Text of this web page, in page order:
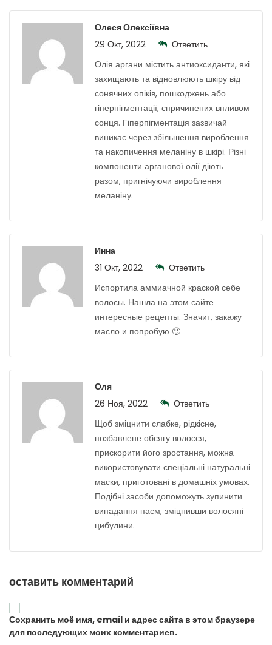
Олеся Олексіївна
29 Окт, 2022
Ответить
Олія аргани містить антиоксиданти, які
захищають та відновлюють шкіру від
сонячних опіків, пошкоджень або
гіперпігментації, спричинених впливом
сонця. Гіперпігментація зазвичай
виникає через збільшення вироблення
та накопичення меланіну в шкірі. Різні
компоненти арганової олії діють
разом, пригнічуючи вироблення
меланіну.
Инна
31 Окт, 2022
Ответить
Испортила аммиачной краской себе
волосы. Нашла на этом сайте
интересные рецепты. Значит, закажу
масло и попробую 🙂
Оля
26 Ноя, 2022
Ответить
Щоб зміцнити слабке, рідкісне,
позбавлене обсягу волосся,
прискорити його зростання, можна
використовувати спеціальні натуральні
маски, приготовані в домашніх умовах.
Подібні засоби допоможуть зупинити
випадання пасм, зміцнивши волосяні
цибулини.
оставить комментарий
Сохранить моё имя, email и адрес сайта в этом браузере
для последующих моих комментариев.